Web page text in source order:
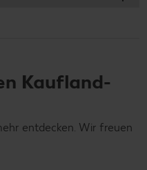
Kaufland-
entdecken. Wir freuen